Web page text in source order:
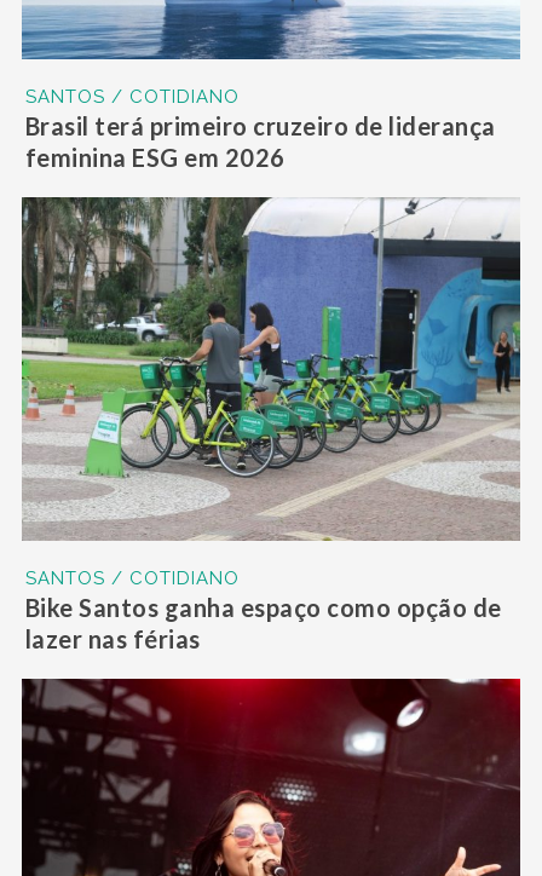
SANTOS / COTIDIANO
Brasil terá primeiro cruzeiro de liderança
feminina ESG em 2026
SANTOS / COTIDIANO
Bike Santos ganha espaço como opção de
lazer nas férias